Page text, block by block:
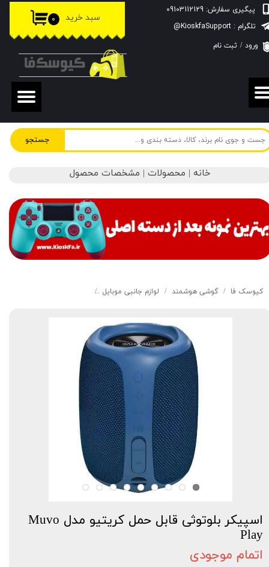
جستجو
پیگیری سفارش: 09103112129
۰ سبد خرید
ورود / ثبت نام
حساب کاربری من
تغییر گذر واژه
سفارشات
خروج از حساب کاربری
تلگرام : KioskfaSupport@
خانه | محصولات | مشخصات محصول
کیوسک‌ فا گوشی هوشمند لوازم جانبی موبایل
اسپیکر بلوتوثی قابل حمل کریتیو مدل Muvo
Play
اتمام موجودی